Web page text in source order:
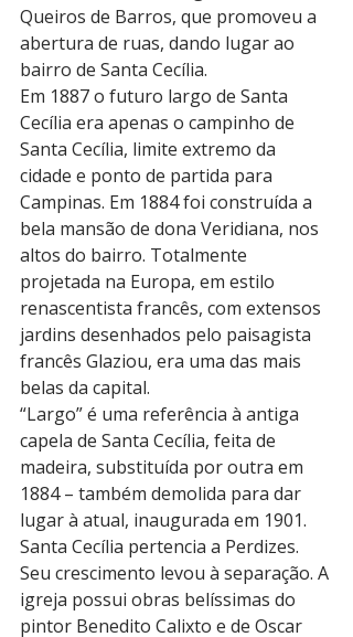
Queiros de Barros, que promoveu a
abertura de ruas, dando lugar ao
bairro de Santa Cecília.
Em 1887 o futuro largo de Santa
Cecília era apenas o campinho de
Santa Cecília, limite extremo da
cidade e ponto de partida para
Campinas. Em 1884 foi construída a
bela mansão de dona Veridiana, nos
altos do bairro. Totalmente
projetada na Europa, em estilo
renascentista francês, com extensos
jardins desenhados pelo paisagista
francês Glaziou, era uma das mais
belas da capital.
“Largo” é uma referência à antiga
capela de Santa Cecília, feita de
madeira, substituída por outra em
1884 – também demolida para dar
lugar à atual, inaugurada em 1901.
Santa Cecília pertencia a Perdizes.
Seu crescimento levou à separação. A
igreja possui obras belíssimas do
pintor Benedito Calixto e de Oscar